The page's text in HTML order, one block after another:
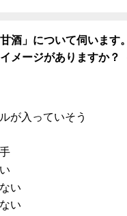
酒」について伺います
メージがありますか？
が入っていそう
い
い